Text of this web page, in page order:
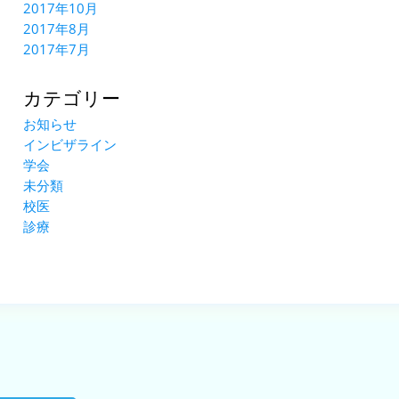
2017年10月
2017年8月
2017年7月
カテゴリー
お知らせ
インビザライン
学会
未分類
校医
診療